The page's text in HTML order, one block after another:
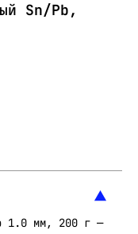
Sn/Pb,
1.0 мм, 200 г —